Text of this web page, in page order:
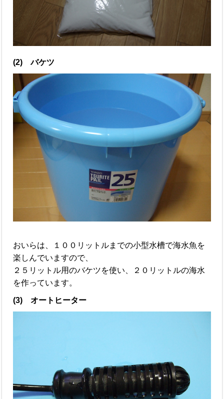
(2) バケツ
おいらは、１００リットルまでの小型水槽で海水魚を
楽しんでいますので、
２５リットル用のバケツを使い、２０リットルの海水
を作っています。
(3) オートヒーター